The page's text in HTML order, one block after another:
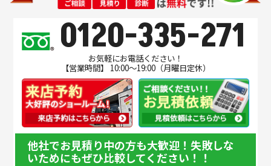
0120-335-271
お気軽にお電話ください！
【営業時間】 10:00～19:00（月曜日定休）
他社でお見積り中の方も大歓迎！失敗しな
いためにもぜひ比較してください！！